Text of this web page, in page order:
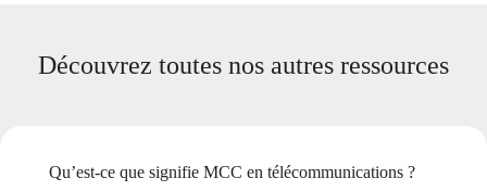
Découvrez toutes nos autres ressources
Qu’est-ce que signifie MCC en télécommunications ?